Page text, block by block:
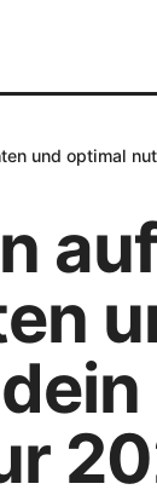
und optimal